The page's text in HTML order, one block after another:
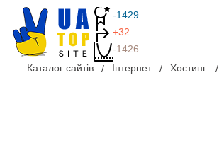
-1429
+32
-1426
Каталог сайтів Інтернет Хостинг.